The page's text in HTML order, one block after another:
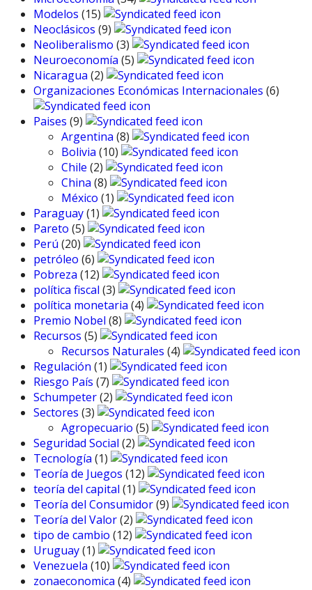
Modelos (15)
Neoclásicos (9)
Neoliberalismo (3)
Neuroeconomía (5)
Nicaragua (2)
Organizaciones Económicas Internacionales (6)
Paises (9)
Argentina (8)
Bolivia (10)
Chile (2)
China (8)
México (1)
Paraguay(1)
Pareto (5)
Perú (20)
petróleo (6)
Pobreza (12)
política fiscal (3)
política monetaria (4)
Premio Nobel (8)
Recursos (5)
Recursos Naturales (4)
Regulación (1)
Riesgo País (7)
Schumpeter(2)
Sectores (3)
Agropecuario (5)
Seguridad Social (2)
Tecnología (1)
Teoría de Juegos (12)
teoría del capital (1)
Teoría del Consumidor(9)
Teoría del Valor(2)
tipo de cambio (12)
Uruguay(1)
Venezuela (10)
zonaeconomica (4)